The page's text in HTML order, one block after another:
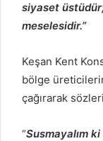
siyaset
meselesidir.”
Keşan Kent
bölge
çağırarak
“Susmayalım